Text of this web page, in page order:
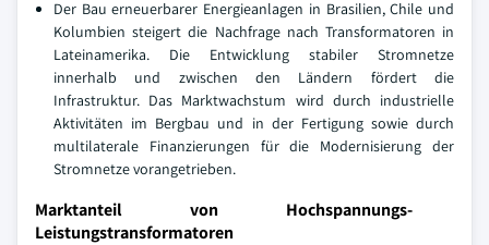
Der Bau erneuerbarer Energieanlagen in Brasilien, Chile und
Kolumbien steigert die Nachfrage nach Transformatoren in
Lateinamerika. Die Entwicklung stabiler Stromnetze
innerhalb und zwischen den Ländern fördert die
Infrastruktur. Das Marktwachstum wird durch industrielle
Aktivitäten im Bergbau und in der Fertigung sowie durch
multilaterale Finanzierungen für die Modernisierung der
Stromnetze vorangetrieben.
Marktanteil von Hochspannungs-
Leistungstransformatoren